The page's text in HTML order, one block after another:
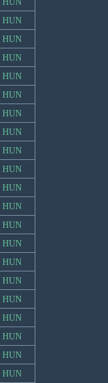
HUN
HUN
HUN
HUN
HUN
HUN
HUN
HUN
HUN
HUN
HUN
HUN
HUN
HUN
HUN
HUN
HUN
HUN
HUN
HUN